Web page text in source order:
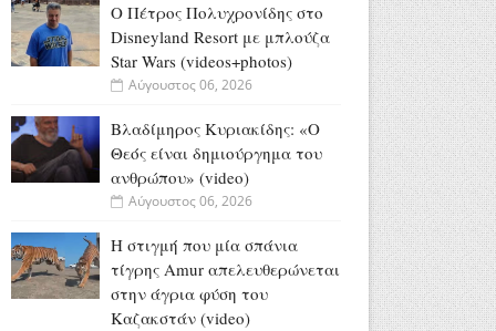
Ο Πέτρος Πολυχρονίδης στο
Disneyland Resort με μπλούζα
Star Wars (videos+photos)
Αύγουστος 06, 2026
Βλαδίμηρος Κυριακίδης: «Ο
Θεός είναι δημιούργημα του
ανθρώπου» (video)
Αύγουστος 06, 2026
Η στιγμή που μία σπάνια
τίγρης Amur απελευθερώνεται
στην άγρια φύση του
Καζακστάν (video)